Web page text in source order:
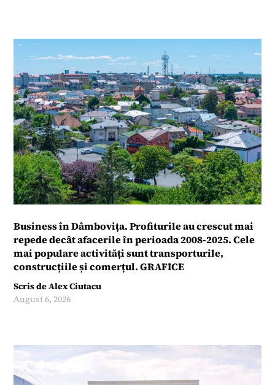
Business în Dâmbovița. Profiturile au crescut mai
repede decât afacerile în perioada 2008-2025. Cele
mai populare activități sunt transporturile,
construcțiile și comerțul. GRAFICE
Scris deAlex Ciutacu
August 6, 2026